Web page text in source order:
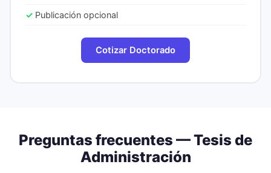
Publicación opcional
Cotizar Doctorado
Preguntas frecuentes — Tesis de
Administración